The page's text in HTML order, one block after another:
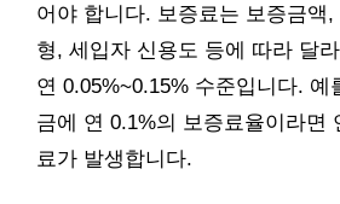
어야 합니다. 보증료는 보증금액
형, 세입자 신용도 등에 따라 달
연 0.05%~0.15% 수준입니다. 예
금에 연 0.1%의 보증료율이라면
료가 발생합니다.